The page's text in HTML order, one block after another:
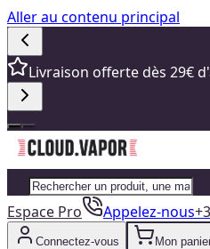
Aller au contenu principal
Livraison offerte dès 29€
Espace Pro Appelez-nous
Connectez-vous Mon